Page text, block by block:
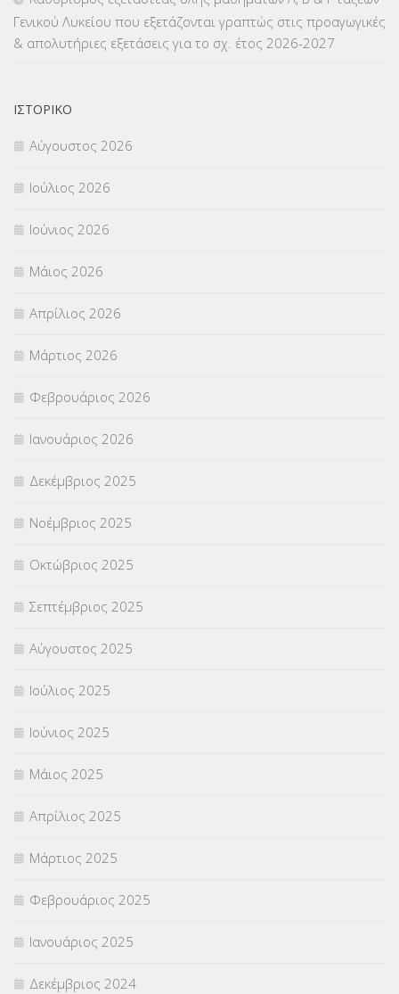
ΜΕΤΑΦΟΡΑ ΜΑΘΗΤΩΝ(3)
ΟΙΚΟΝΟΜΙΚΑ ΘΕΜΑΤΑ
Π.Ε.Κ. ΗΡΑΚΛΕΙΟΥ
ΠΑΝΕΛΛΑΔΙΚΕΣ ΕΞΕΤΑΣΕΙΣ
ΠΡΟΚΗΡΥΞΕΙΣ
ΣΕΜΙΝΑΡΙΑ – ΗΜΕΡΙΔΕΣ
ΣΕΠ(50)
ΣΤΕΛΕΧΗ (360)
ΣΥΜΒΟΥΛΕΥΤΙΚΟΣ ΣΤΑΘΜΟΣ ΝΕΩΝ
ΣΥΝΤΑΞΕΙΣ(12)
ΣΧΟΛΙΚΟΙ ΣΥΜΒΟΥΛΟΙ
ΥΠΕΡΑΡΙΘΜΟΙ(1)
ΥΠΟΤΡΟΦΙΕΣ(28)
ΦΥΣΙΚΗ ΑΓΩΓΗ(692)
Χωρίς κατηγορία
Γενικού Λυκείου που εξετάζονται γραπτώς στις προαγωγικές
& απολυτήριες εξετάσεις για το σχ. έτος 2026-2027
ΙΣΤΟΡΙΚΌ
Αύγουστος 2026
Ιούλιος 2026
Ιούνιος 2026
Μάιος 2026
Απρίλιος 2026
Μάρτιος 2026
Φεβρουάριος 2026
Ιανουάριος 2026
Δεκέμβριος 2025
Νοέμβριος 2025
Οκτώβριος 2025
Σεπτέμβριος 2025
Αύγουστος 2025
Ιούλιος 2025
Ιούνιος 2025
Μάιος 2025
Απρίλιος 2025
Μάρτιος 2025
Φεβρουάριος 2025
Ιανουάριος 2025
Δεκέμβριος 2024